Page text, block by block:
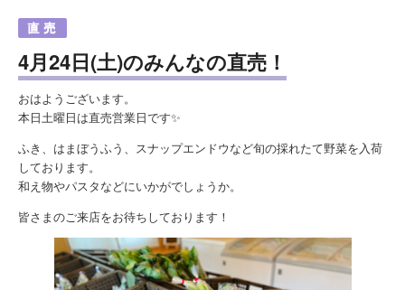
4月24日(土)のみんなの直売！
おはようございます。
本日土曜日は直売営業日です✨
ふき、はまぼうふう、スナップエンドウなど旬の採れたて野菜を入荷
しております。
和え物やパスタなどにいかがでしょうか。
皆さまのご来店をお待ちしております！